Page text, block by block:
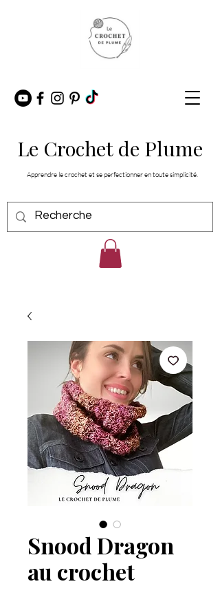
Le Crochet de Plume
Apprendre le crochet et se perfectionner en toute simplicité.
Snood Dragon
au crochet